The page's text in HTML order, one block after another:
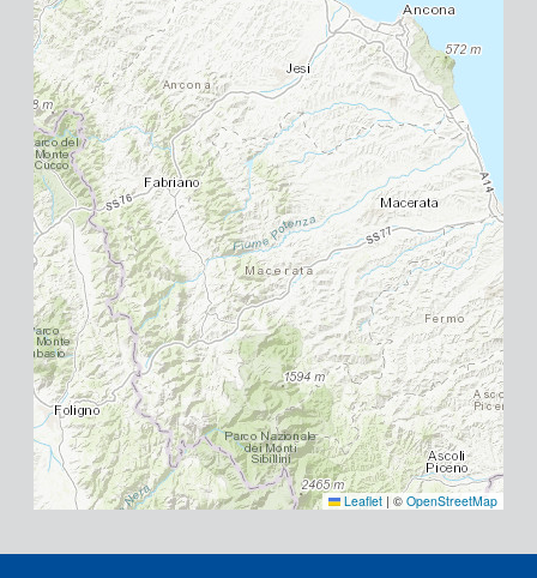
Leaflet | © OpenStreetMap